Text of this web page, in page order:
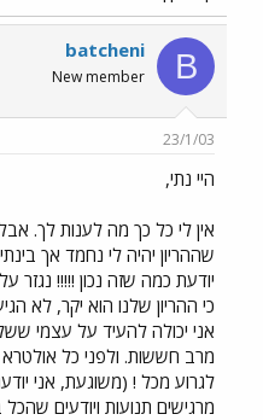
B
batcheni
New member
23/1/03
היי נתי,
אין לי כל כך מה לענות לך.
שההריון יהיה לי נחמד אך
יודעת כמה שזה נכון !!!!! נגזר
כי ההריון שלנו הוא יקר, לא
אני יכולה להעיד על עצמי
מרב חששות. ולפני כל אולטרא
לגרוע מכל ! (משוגעת, אני
מרגישים תנועות ויודעים